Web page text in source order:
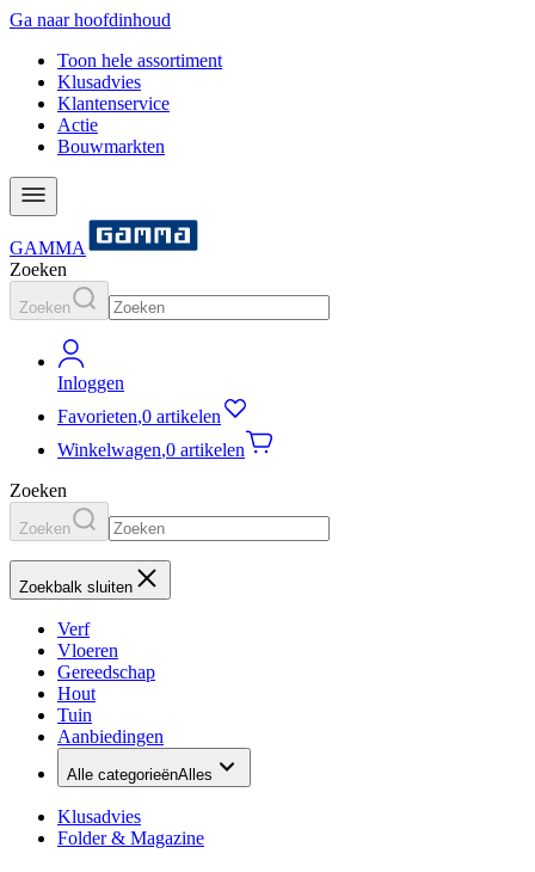
Ga naar hoofdinhoud
Toon hele assortiment
Klusadvies
Klantenservice
Actie
Bouwmarkten
GAMMA
Zoeken
Zoeken
Inloggen
Favorieten,0 artikelen
Winkelwagen,0 artikelen
Zoeken
Zoeken
Zoekbalk sluiten
Verf
Vloeren
Gereedschap
Hout
Tuin
Aanbiedingen
Alle categorieënAlles
Klusadvies
Folder & Magazine